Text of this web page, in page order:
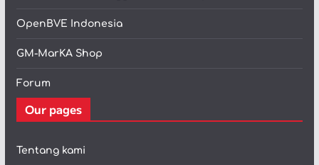
OpenBVE Indonesia
GM-MarKA Shop
Forum
Our pages
Tentang kami